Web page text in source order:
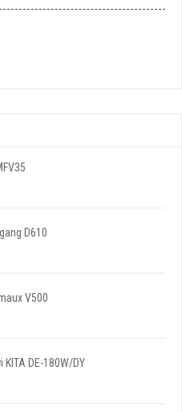
D610
V500
DE-180W/DY